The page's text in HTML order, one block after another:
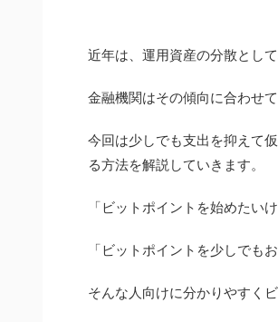
近年は、運用資産の分散とし
金融機関はその傾向に合わせ
今回は少しでも支出を抑えて
る方法を解説していきます。
「ビットポイントを始めたい
「ビットポイントを少しでも
そんな人向けに分かりやすく